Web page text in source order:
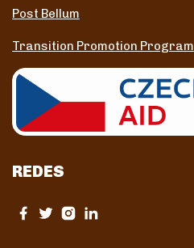
Post Bellum
Transition Promotion Program
REDES